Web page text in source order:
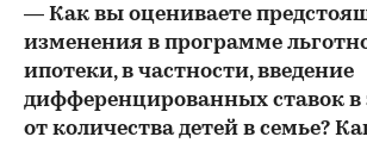
— Как вы оцениваете
изменения в программе
ипотеки, в частности, введение
дифференцированных ставок в
от количества детей в семье?